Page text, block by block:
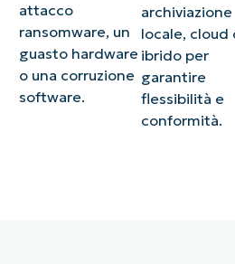
attacco
ransomware, un
guasto hardware
o una corruzione
software.
archiviazione
locale, cloud
ibrido per
garantire
flessibilità e
conformità.